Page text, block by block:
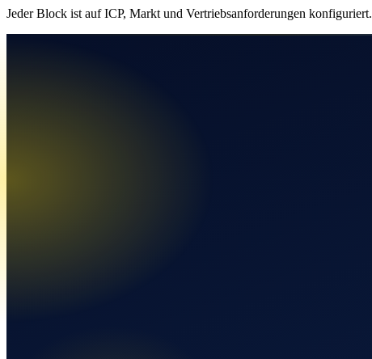
Jeder Block ist auf ICP, Markt und Vertriebsanforderungen konfiguriert.